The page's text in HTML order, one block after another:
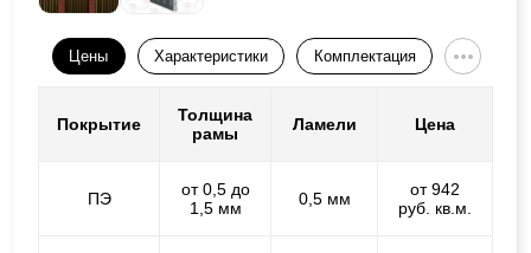
Цены Характеристики Комплектация
Покрытие
Толщина
рамы
Ламели Цена
ПЭ
от 0,5 до
1,5 мм
0,5 мм
от 942
руб. кв.м.